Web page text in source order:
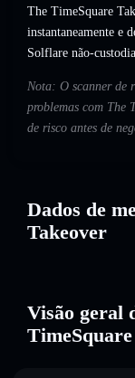
The TimeSquare
instantaneamente e
Solflare não-
Nota: O scanner de
problemas com The
de risco antes de
Dados de
Takeover
Visão geral